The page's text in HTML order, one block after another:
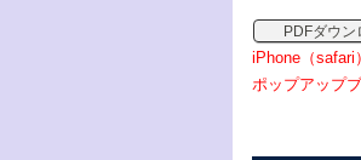
PDFダウン
iPhone（safari
ポップアップ